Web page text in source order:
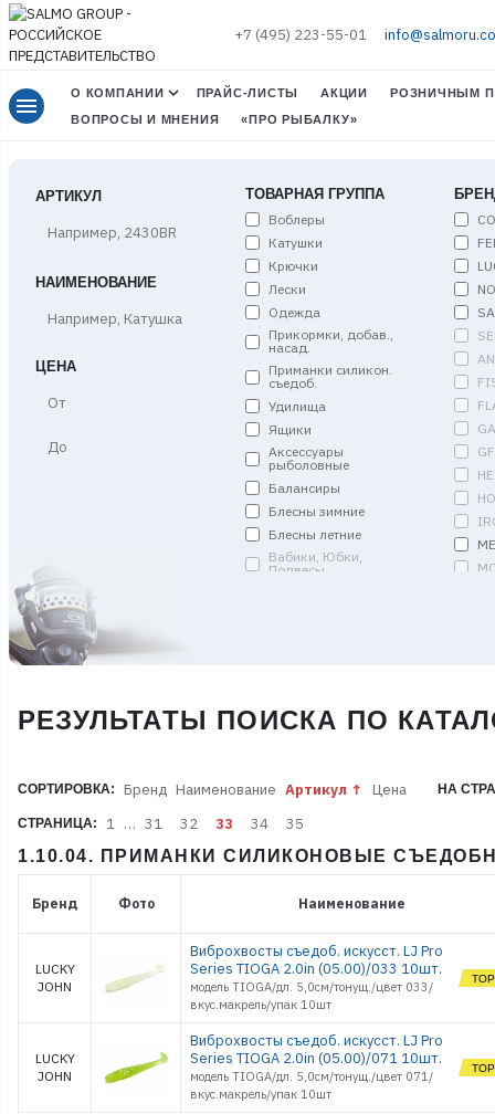
+7 (495) 223-55-01
menu О КОМПАНИИ ПРАЙС-ЛИСТЫ АКЦИИ
РОЗНИЧНЫМ
ВОПРОСЫ И МНЕНИЯ
«ПРО РЫБАЛКУ»
АРТИКУЛ
НАИМЕНОВАНИЕ
ЦЕНА
Цена,
Цена,
до
ТОВАРНАЯ ГРУППА
Воблеры
Катушки
Крючки
Лески
Одежда
Прикормки, добав.,
насад.
Приманки силикон.
съедоб.
Удилища
Ящики
Аксессуары
рыболовные
Балансиры
Блесны зимние
Блесны летние
Вабики, Юбки,
Подвесы
Кольца пропускные
Коробки
Мотоледобуры
Лески плетёные
Матрасы и Одеяла
Мормышки
Мотыльницы
Оборудование газовое
Обувь
Оснастки поплавочные
Оснастки фидерные
Очки
Палатки, Тенты, Зонты
GF
РЕЗУЛЬТАТЫ ПОИСКА ПО
СОРТИРОВКА: Бренд Наименование Артикул Цена НА
СТРАНИЦА: 1 … 31 32 33 34
35
1.10.04. ПРИМАНКИ СИЛИКОНОВЫЕ
Бренд Фото Наименование
LUCKY
JOHN
Виброхвосты съедоб. искусст. LJ Pro
Series TIOGA 2.0in (05.00)/033 10шт.
модель TIOGA/дл. 5,0см/тонущ./цвет 033/
вкус.макрель/упак 10шт
LUCKY
JOHN
Виброхвосты съедоб. искусст. LJ Pro
Series TIOGA 2.0in (05.00)/071 10шт.
модель TIOGA/дл. 5,0см/тонущ./цвет 071/
вкус.макрель/упак 10шт